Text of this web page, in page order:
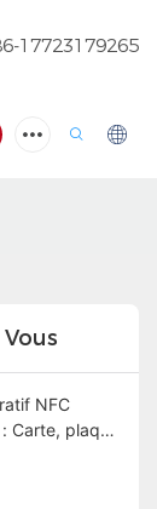
17723179265
NFC
Carte, plaque